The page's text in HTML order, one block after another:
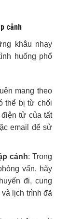
cảnh
khâu nhạy
huống phổ
mang theo
thể bị từ chối
tử của tất
email để sử
cảnh: Trong
vấn, hãy
đi, cung
lịch trình đã